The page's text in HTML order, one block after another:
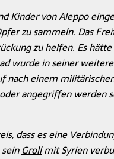
Kinder von Aleppo
zu sammeln. Das
zu helfen. Es
wurde in seiner
einem militärischen
angegriffen werden
dass es eine
Grollmit Syrien